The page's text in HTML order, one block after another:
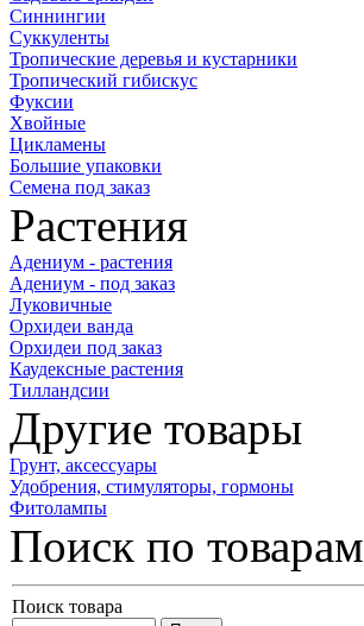
Синнингии
Суккуленты
Тропические деревья и кустарники
Тропический гибискус
Фуксии
Хвойные
Цикламены
Большие упаковки
Семена под заказ
Растения
Адениум - растения
Адениум - под заказ
Луковичные
Орхидеи ванда
Орхидеи под заказ
Каудексные растения
Тилландсии
Другие товары
Грунт, аксессуары
Удобрения, стимуляторы, гормоны
Фитолампы
Поиск по товарам
Поиск товара